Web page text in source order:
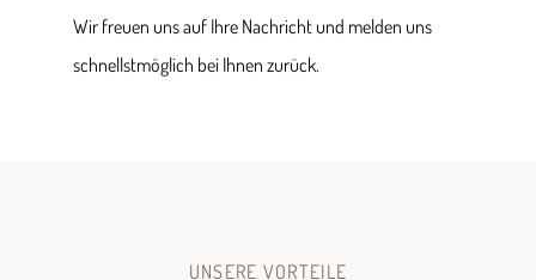
Wir freuen uns auf Ihre Nachricht und melden uns
schnellstmöglich bei Ihnen zurück.
UNSERE VORTEILE